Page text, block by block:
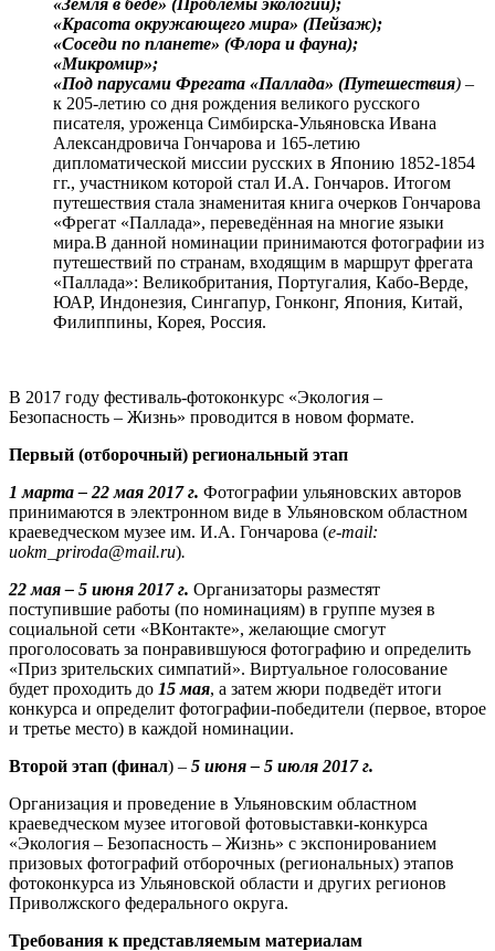
«Красота окружающего мира» (Пейзаж);
«Соседи по планете» (Флора и фауна);
«Микромир»;
«Под парусами Фрегата «Паллада» (Путешествия) –
к 205-летию со дня рождения великого русского
писателя, уроженца Симбирска-Ульяновска Ивана
Александровича Гончарова и 165-летию
дипломатической миссии русских в Японию 1852-1854
гг., участником которой стал И.А. Гончаров. Итогом
путешествия стала знаменитая книга очерков Гончарова
«Фрегат «Паллада», переведённая на многие языки
мира.В данной номинации принимаются фотографии из
путешествий по странам, входящим в маршрут фрегата
«Паллада»: Великобритания, Португалия, Кабо-Верде,
ЮАР, Индонезия, Сингапур, Гонконг, Япония, Китай,
Филиппины, Корея, Россия.
В 2017 году фестиваль-фотоконкурс «Экология –
Безопасность – Жизнь» проводится в новом формате.
Первый (отборочный) региональный этап
1 марта – 22 мая 2017 г. Фотографии ульяновских авторов
принимаются в электронном виде в Ульяновском областном
краеведческом музее им. И.А. Гончарова (e-mail:
uokm_priroda@mail.ru).
22 мая – 5 июня 2017 г. Организаторы разместят
поступившие работы (по номинациям) в группе музея в
социальной сети «ВКонтакте», желающие смогут
проголосовать за понравившуюся фотографию и определить
«Приз зрительских симпатий». Виртуальное голосование
будет проходить до 15 мая, а затем жюри подведёт итоги
конкурса и определит фотографии-победители (первое, второе
и третье место) в каждой номинации.
Второй этап (финал) – 5 июня – 5 июля 2017 г.
Организация и проведение в Ульяновским областном
краеведческом музее итоговой фотовыставки-конкурса
«Экология – Безопасность – Жизнь» с экспонированием
призовых фотографий отборочных (региональных) этапов
фотоконкурса из Ульяновской области и других регионов
Приволжского федерального округа.
Требования к представляемым материалам